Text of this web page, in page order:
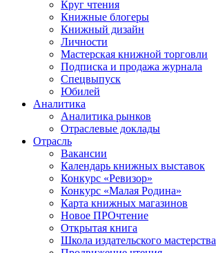
Круг чтения
Книжные блогеры
Книжный дизайн
Личности
Мастерская книжной торговли
Подписка и продажа журнала
Спецвыпуск
Юбилей
Аналитика
Аналитика рынков
Отраслевые доклады
Отрасль
Вакансии
Календарь книжных выставок
Конкурс «Ревизор»
Конкурс «Малая Родина»
Карта книжных магазинов
Новое ПРОчтение
Открытая книга
Школа издательского мастерства